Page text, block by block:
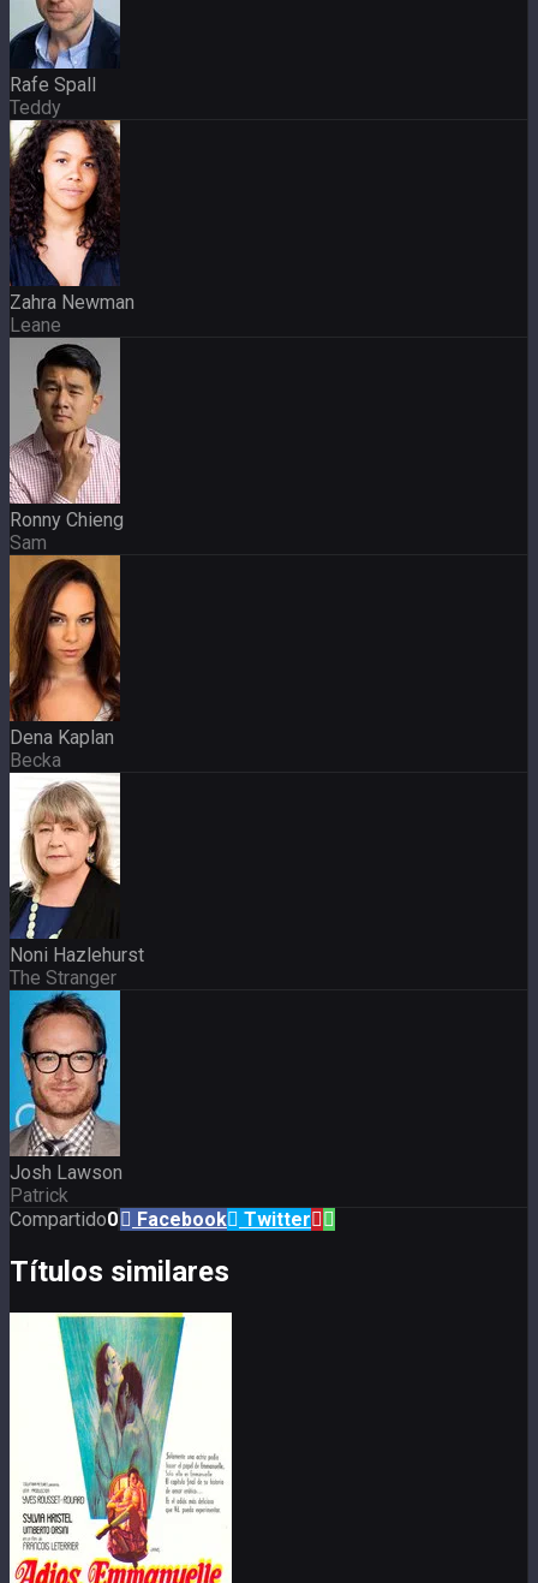
Rafe Spall
Teddy
Zahra Newman
Leane
Ronny Chieng
Sam
Dena Kaplan
Becka
Noni Hazlehurst
The Stranger
Josh Lawson
Patrick
Compartido0 Facebook Twitter
Títulos similares